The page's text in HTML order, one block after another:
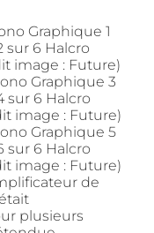
Graphique 1
sur 6 Halcro
image : Future)
Graphique 3
sur 6 Halcro
image : Future)
Graphique 5
sur 6 Halcro
image : Future)
de
plusieurs